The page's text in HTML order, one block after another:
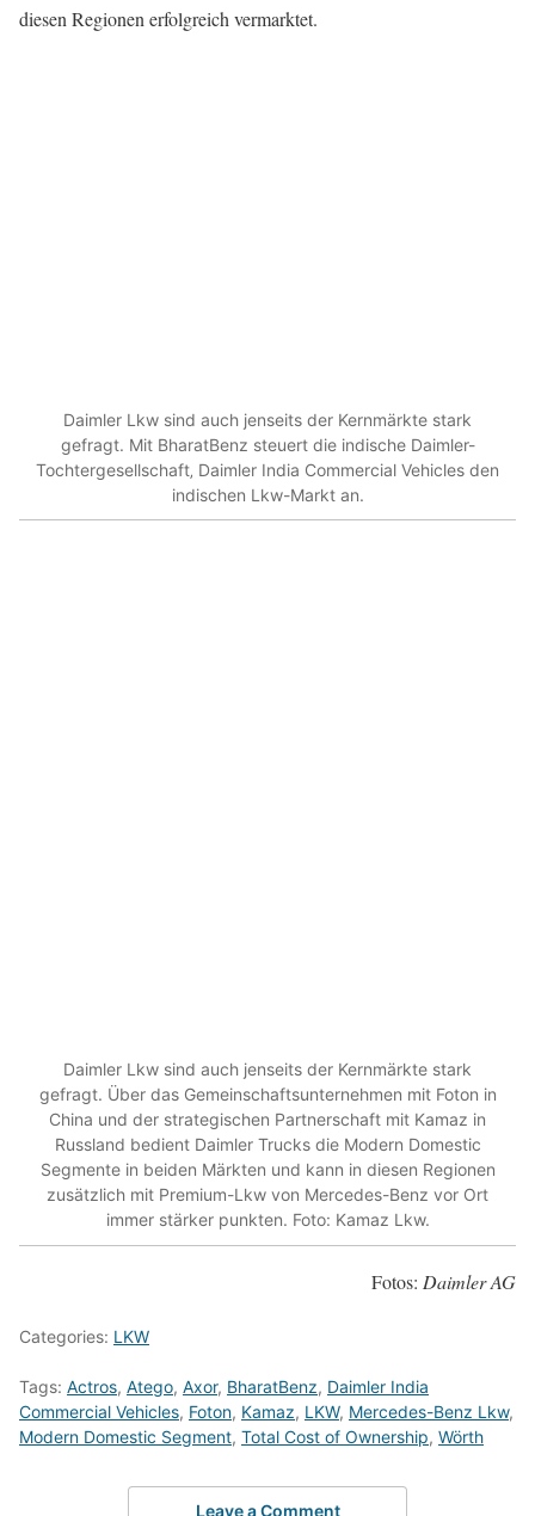
diesen Regionen erfolgreich vermarktet.
Daimler Lkw sind auch jenseits der Kernmärkte stark
gefragt. Mit BharatBenz steuert die indische Daimler-
Tochtergesellschaft‚ Daimler India Commercial Vehicles den
indischen Lkw-Markt an.
Daimler Lkw sind auch jenseits der Kernmärkte stark
gefragt. Über das Gemeinschaftsunternehmen mit Foton in
China und der strategischen Partnerschaft mit Kamaz in
Russland bedient Daimler Trucks die Modern Domestic
Segmente in beiden Märkten und kann in diesen Regionen
zusätzlich mit Premium-Lkw von Mercedes-Benz vor Ort
immer stärker punkten. Foto: Kamaz Lkw.
Fotos: Daimler AG
Categories: LKW
Tags: Actros, Atego, Axor, BharatBenz, Daimler India
Commercial Vehicles, Foton, Kamaz, LKW, Mercedes-Benz Lkw,
Modern Domestic Segment, Total Cost of Ownership, Wörth
Leave a Comment